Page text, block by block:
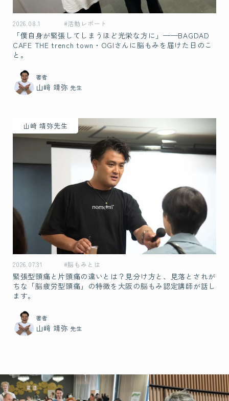
2026.08.1 #活動レポート
「僕自身が緊張してしまうほど光栄な方に」——BAGDAD
CAFE THE trench town・OGIさんに脳もみを届けた日のこ
と。
著者
山﨑 靖弥 先生
山﨑 靖弥先生
2026.07.31 #脳もみとは
緊張型頭痛と片頭痛の違いとは？見分け方と、見落とされが
ちな「脳疲労型頭痛」の特徴を大阪の脳もみ認定講師が話し
ます。
著者
山﨑 靖弥 先生